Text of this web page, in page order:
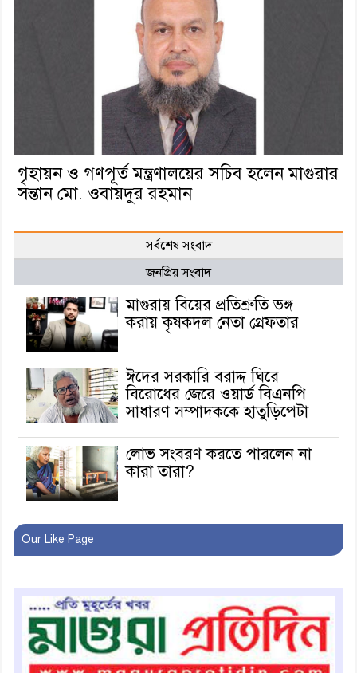
গৃহায়ন ও গণপূর্ত মন্ত্রণালয়ের সচিব হলেন মাগুরার
সন্তান মো. ওবায়দুর রহমান
সর্বশেষ সংবাদ
জনপ্রিয় সংবাদ
মাগুরায় বিয়ের প্রতিশ্রুতি ভঙ্গ
করায় কৃষকদল নেতা গ্রেফতার
ঈদের সরকারি বরাদ্দ ঘিরে
বিরোধের জেরে ওয়ার্ড বিএনপি
সাধারণ সম্পাদককে হাতুড়িপেটা
লোভ সংবরণ করতে পারলেন না
কারা তারা?
অনূর্ধ্ব-১৭ জাতীয় চ্যাম্পিয়ন মাগুরা
রোববার থেকে ভারতীয় ট্যুরিস্ট
ভিসা চালু
মাগুরায় জাতীয় ভিটামিন ‘এ’ প্লাস
Our Like Page